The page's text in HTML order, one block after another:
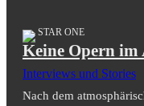
STAR ONE
Keine Opern im
Interviews und Stories
Nach dem